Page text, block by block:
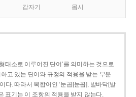
갑자기 몹시
태소로 이루어진 단어’를 의미하는 것으로
고 있는 단어와 규정의 적용을 받는 부분
다. 따라서 복합어인 ‘눈곱[눈꼽], 발바닥[발
표기는 이 조항의 적용을 받지 않는다.